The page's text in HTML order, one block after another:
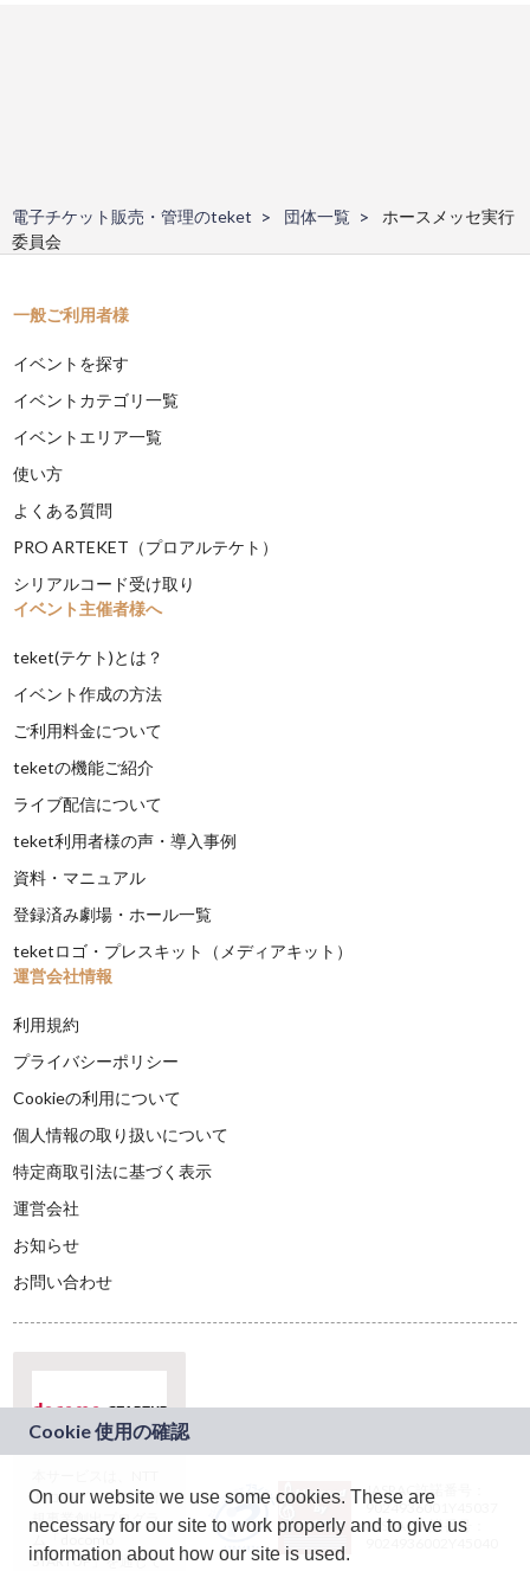
電子チケット販売・管理のteket 団体一覧
ホースメッセ実行
委員会
一般ご利用者様
イベントを探す
イベントカテゴリ一覧
イベントエリア一覧
使い方
よくある質問
PRO ARTEKET（プロアルテケト）
シリアルコード受け取り
イベント主催者様へ
teket(テケト)とは？
イベント作成の方法
ご利用料金について
teketの機能ご紹介
ライブ配信について
teket利用者様の声・導入事例
資料・マニュアル
登録済み劇場・ホール一覧
teketロゴ・プレスキット（メディアキット）
運営会社情報
利用規約
プライバシーポリシー
Cookieの利用について
個人情報の取り扱いについて
特定商取引法に基づく表示
運営会社
お知らせ
お問い合わせ
ドコモグループの新
規事業創出プログラ
ム「docomo
STARTUP」を通じて
JASRAC許諾番号：
9024936001Y45037
JASRAC許諾番号：
On our website we use some cookies. These are
necessary for our site to work properly and to give us
information about how our site is used.